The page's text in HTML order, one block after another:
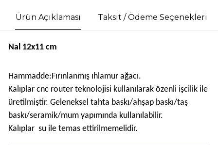
Ürün Açıklaması Taksit / Ödeme Seçenekleri
Nal 12x11 cm
Hammadde:Fırınlanmış ıhlamur ağacı.
Kalıplar cnc router teknolojisi kullanılarak özenli işcilik ile
üretilmiştir. Geleneksel tahta baskı/ahşap baskı/taş
baskı/seramik/mum yapımında kullanılabilir.
Kalıplar su ile temas ettirilmemelidir.